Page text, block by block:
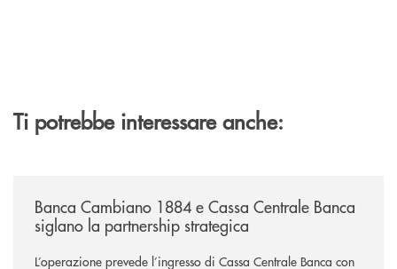
Ti potrebbe interessare anche:
Banca Cambiano 1884 e Cassa Centrale Banca
siglano la partnership strategica
L’operazione prevede l’ingresso di Cassa Centrale Banca con